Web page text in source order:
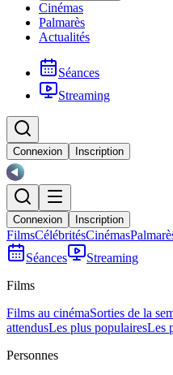
Cinémas
Palmarès
Actualités
Séances
Streaming
Connexion Inscription
Connexion Inscription
FilmsCélébritésCinémas
Séances
Streaming
Films
Films au cinémaSorties de la
attendusLes plus populairesLes
Personnes